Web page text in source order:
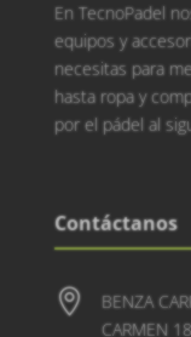
En TecnoPadel
equipos y
necesitas para
hasta ropa y
por el pádel al
Contáctanos

BENZA
CARMEN